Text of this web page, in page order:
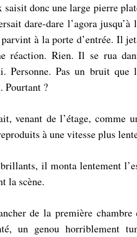
saisit donc une large pierre
dare-dare l’agora
à la porte d’entrée. Il
réaction. Rien. Il se rua
Personne. Pas un bruit que
Pourtant ?
venant de l’étage, comme
à une vitesse plus
il monta lentement
la scène.
de la première
un genou horriblement